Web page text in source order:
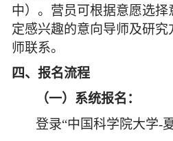
中）。营员可根据意愿选
定感兴趣的意向导师及研
师联系。
四、报名流程
（一）系统报名：
登录“中国科学院大学-